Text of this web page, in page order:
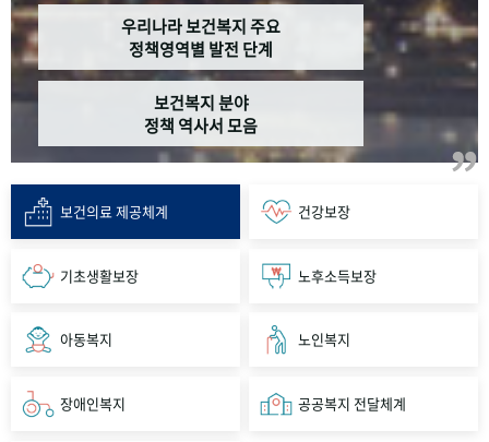
우리나라 보건복지 주요
정책영역별 발전 단계
보건복지 분야
정책 역사서 모음
보건의료 제공체계 건강보장
기초생활보장 노후소득보장
아동복지 노인복지
장애인복지 공공복지 전달체계